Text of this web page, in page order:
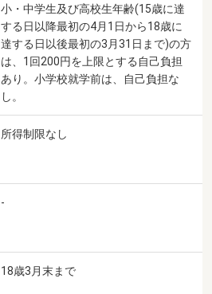
小・中学生及び高校生年齢(15歳に達
する日以降最初の4月1日から18歳に
達する日以後最初の3月31日まで)の方
は、1回200円を上限とする自己負担
あり。小学校就学前は、自己負担な
し。
所得制限なし
-
18歳3月末まで